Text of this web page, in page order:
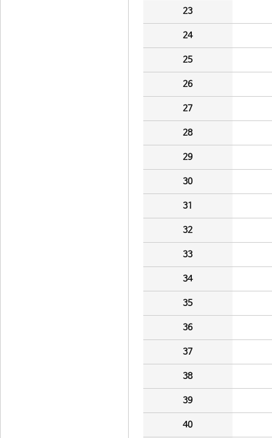
23
24
25
26
27
28
29
30
31
32
33
34
35
36
37
38
39
40